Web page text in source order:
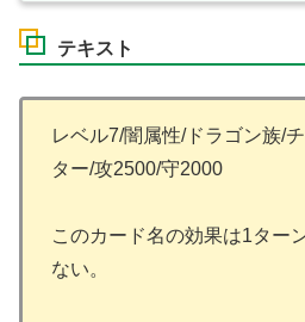
テキスト
レベル7/闇属性/ドラゴン族/
ター/攻2500/守2000
このカード名の効果は1ター
ない。